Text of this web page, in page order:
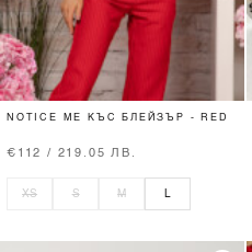
NOTICE ME КЪС БЛЕЙЗЪР - RED
€112 / 219.05 ЛВ.
XS S M